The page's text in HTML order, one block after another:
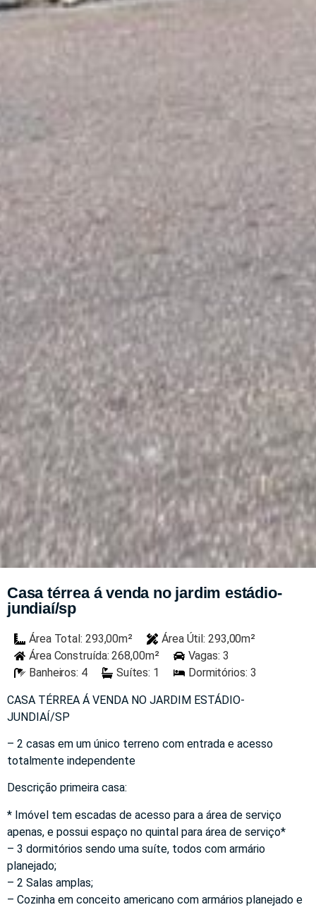
Casa térrea á venda no jardim estádio-
jundiaí/sp
Área Total: 293,00m²
Área Útil: 293,00m²
Área Construída: 268,00m²
Vagas: 3
Banheiros: 4
Suítes: 1 Dormitórios: 3
CASA TÉRREA Á VENDA NO JARDIM ESTÁDIO-
JUNDIAÍ/SP
– 2 casas em um único terreno com entrada e acesso
totalmente independente
Descrição primeira casa:
* Imóvel tem escadas de acesso para a área de serviço
apenas, e possui espaço no quintal para área de serviço*
– 3 dormitórios sendo uma suíte, todos com armário
planejado;
– 2 Salas amplas;
– Cozinha em conceito americano com armários planejado e